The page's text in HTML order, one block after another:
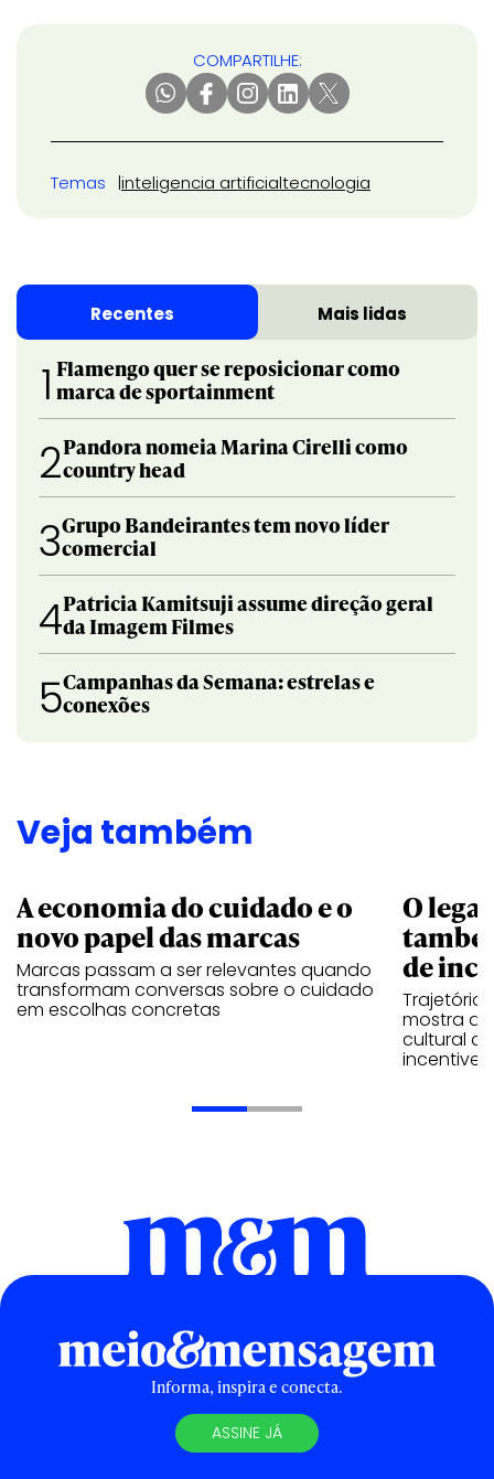
COMPARTILHE:
Temas inteligencia artificialtecnologia
Recentes Mais lidas
1 Flamengo quer se reposicionar como
marca de sportainment
2Pandora nomeia Marina Cirelli como
country head
3Grupo Bandeirantes tem novo líder
comercial
4Patricia Kamitsuji assume direção geral
da Imagem Filmes
5Campanhas da Semana: estrelas e
conexões
Veja também
A economia do cuidado e o
novo papel das marcas
Marcas passam a ser relevantes quando
transformam conversas sobre o cuidado
em escolhas concretas
O
de
Trajetória
mostra
cultural
incentive
Informa, inspira e conecta.
ASSINE JÁ